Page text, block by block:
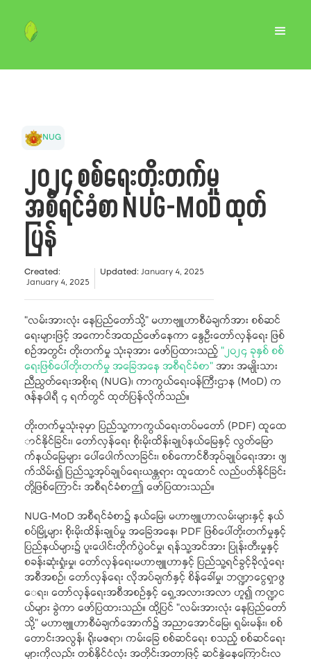
NUG
၂၀၂၄ စစ်ရေးတိုးတက်မှု
အစီရင်ခံစာ NUG-MoD ထုတ်
ပြန်
Created:
January 4, 2025
Updated: January 4, 2025
“လမ်းအားလုံး နေပြည်တော်သို့" မဟာဗျူဟာစီမံချက်အား စစ်ဆင်
ရေးများဖြင့် အကောင်အထည်ဖော်နေကာ နွေဦးတော်လှန်ရေး ဖြစ်
စဉ်အတွင်း တိုးတက်မှု သုံးခုအား ဖော်ပြထားသည့်"၂၀၂၄ ခုနှစ် စစ်
ရေးဖြစ်ပေါ်တိုးတက်မှု အခြေအနေ အစီရင်ခံစာ" အား အမျိုးသား
ညီညွတ်ရေးအစိုးရ (NUG)၊ ကာကွယ်ရေးဝန်ကြီးဌာန (MoD) က
ဇန်နဝါရီ ၄ ရက်တွင် ထုတ်ပြန်လိုက်သည်။
တိုးတက်မှုသုံးခုမှာ ပြည်သူ့ကာကွယ်ရေးတပ်မတော် (PDF) ထူထေ
ာင်နိုင်ခြင်း၊ တော်လှန်ရေး စိုးမိုးထိန်းချုပ်နယ်မြေနှင့် လွတ်မြော
က်နယ်မြေများ ပေါ်ပေါက်လာခြင်း၊ စစ်ကောင်စီအုပ်ချုပ်ရေးအား ဖျ
က်သိမ်း၍ ပြည်သူ့အုပ်ချုပ်ရေးယန္တရား ထူထောင် လည်ပတ်နိုင်ခြင်း
တို့ဖြစ်ကြောင်း အစီရင်ခံစာဤ ဖော်ပြထားသည်။
NUG-MoD အစီရင်ခံစာ၌ နယ်မြေ၊ မဟာဗျူဟာလမ်းများနှင့် နယ်
စပ်မြို့များ စိုးမိုးထိန်းချုပ်မှု အခြေအနေ၊ PDF ဖြစ်ပေါ်တိုးတက်မှုနှင့်
ပြည်နယ်များ၌ ပူးပေါင်းတိုက်ပွဲဝင်မှု၊ ရန်သူ့အင်အား ပြုန်းတီးမှုနှင့်
စခန်းဆုံးရှုံးမှု၊ တော်လှန်ရေးမဟာဗျူဟာနှင့် ပြည်သူ့ရင်ခွင့်ခိုလှုံရေး
အစီအစဉ်၊ တော်လှန်ရေး လိုအပ်ချက်နှင့် စိန်ခေါ်မှု၊ ဘဏ္ဍာငွေရှာဖွ
ေရး၊ တော်လှန်ရေးအစီအစဉ်နှင့် ရှေ့အလားအလာ ဟူ၍ ကဏ္ဍင
ယ်များ ခွဲကာ ဖော်ပြထားသည်။ ထို့ပြင် "လမ်းအားလုံး နေပြည်တော်
သို့" မဟာဗျူဟာစီမံချက်အောက်၌ အညာအောင်မြေ၊ ရှမ်းမန်း၊ စစ်
တောင်းအလွန်၊ ရိုးမဧရာ၊ ကမ်းခြေ စစ်ဆင်ရေး စသည့် စစ်ဆင်ရေး
များကိုလည်း တစ်နိုင်ငံလုံး အတိုင်းအတာဖြင့် ဆင်နွှဲနေကြောင်းလ